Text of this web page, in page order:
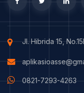
Jl. Hibrida 15,
0821-7293-4263